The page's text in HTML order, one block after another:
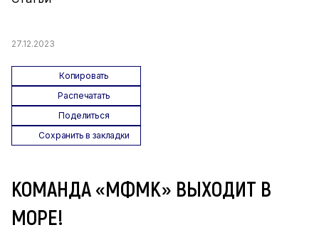
27.12.2023
Копировать
Распечатать
Поделиться
Сохранить в закладки
КОМАНДА «МФМК» ВЫХОДИТ В
МОРЕ!